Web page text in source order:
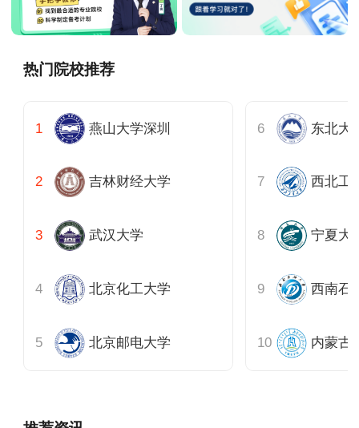
热门院校推荐
燕山大学深圳
吉林财经大学
武汉大学
北京化工大学
北京邮电大学
东北大
西北工
宁夏大
西南石
内蒙古